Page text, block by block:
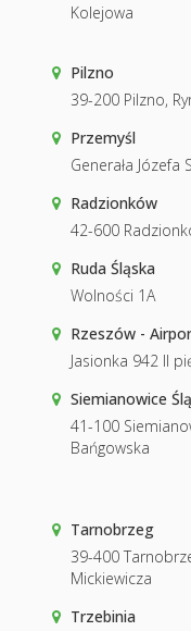
Kolejowa
Pilzno
39-200 Pilzno,
Przemyśl
Generała Józefa
Radzionków
42-600
Ruda Śląska
Wolności 1A
Rzeszów -
Jasionka 942 II
Siemianowice
41-100
Bańgowska
Tarnobrzeg
39-400
Mickiewicza
Trzebinia